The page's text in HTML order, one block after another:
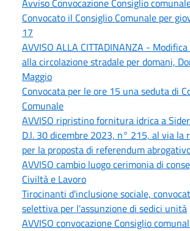
Convocato il Consiglio Comunale per
17
AVVISO ALLA CITTADINANZA -
alla circolazione stradale per domani,
Maggio
Convocata per le ore 15 una seduta di
Comunale
AVVISO ripristino fornitura idrica a
D.l. 30 dicembre 2023, n° 215, al via la
per la proposta di referendum
AVVISO cambio luogo cerimonia di
Civiltà e Lavoro
Tirocinanti d'inclusione sociale,
selettiva per l'assunzione di sedici unità
AVVISO convocazione Consiglio